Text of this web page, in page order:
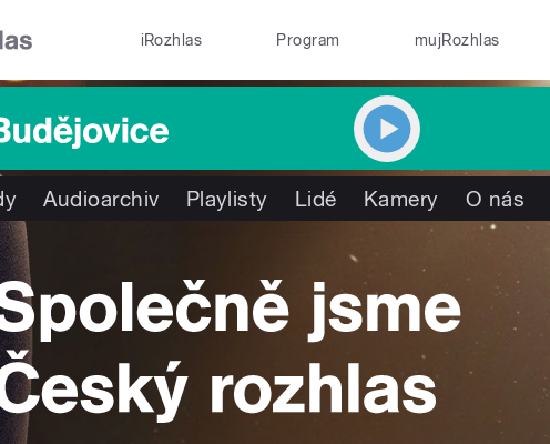
iRozhlas Program mujRozhlas
Audioarchiv Playlisty Lidé Kamery O nás